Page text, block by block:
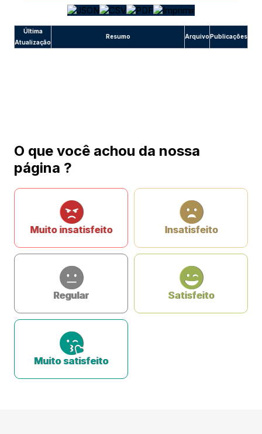
Última
Atualização
Resumo ArquivoPublicações
O que você achou da nossa
página ?
Muito insatisfeito Insatisfeito
Regular Satisfeito
Muito satisfeito